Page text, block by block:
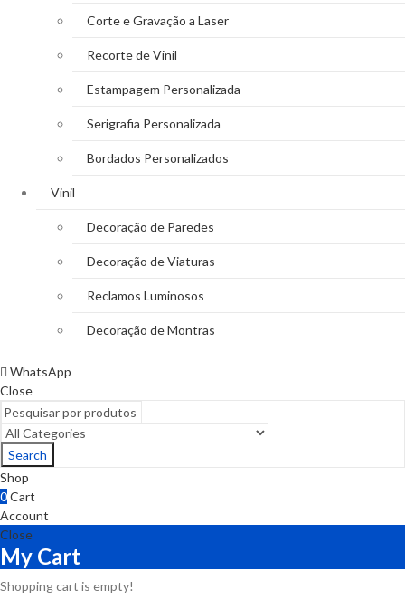
Corte e Gravação a Laser
Recorte de Vinil
Estampagem Personalizada
Serigrafia Personalizada
Bordados Personalizados
Vinil
Decoração de Paredes
Decoração de Viaturas
Reclamos Luminosos
Decoração de Montras
WhatsApp
Close
Search
Shop
0Cart
Account
Close
My Cart
Shopping cart is empty!